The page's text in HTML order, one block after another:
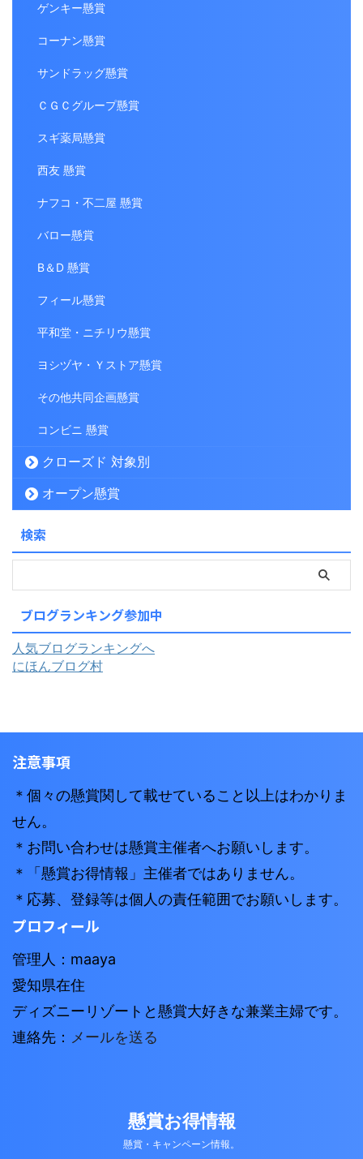
ゲンキー懸賞
コーナン懸賞
サンドラッグ懸賞
ＣＧＣグループ懸賞
スギ薬局懸賞
西友 懸賞
ナフコ・不二屋 懸賞
バロー懸賞
B＆D 懸賞
フィール懸賞
平和堂・ニチリウ懸賞
ヨシヅヤ・Ｙストア懸賞
その他共同企画懸賞
コンビニ 懸賞
クローズド 対象別
オープン懸賞
検索
ブログランキング参加中
人気ブログランキングへ
にほんブログ村
注意事項
＊個々の懸賞関して載せていること以上はわかりま
せん。
＊お問い合わせは懸賞主催者へお願いします。
＊「懸賞お得情報」主催者ではありません。
＊応募、登録等は個人の責任範囲でお願いします。
プロフィール
管理人：maaya
愛知県在住
ディズニーリゾートと懸賞大好きな兼業主婦です。
連絡先： メールを送る
懸賞お得情報
懸賞・キャンペーン情報。